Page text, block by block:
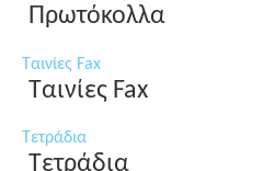
Πρωτόκολλα
Ταινίες Fax
Ταινίες Fax
Τετράδια
Τετράδια